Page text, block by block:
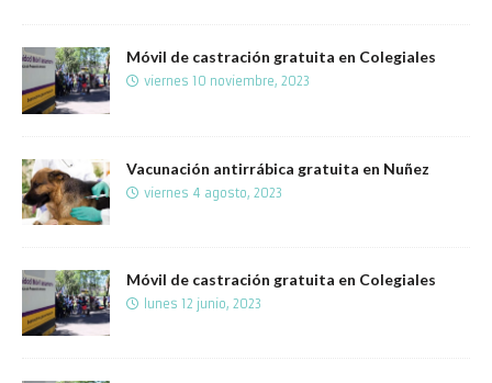
Móvil de castración gratuita en Colegiales
viernes 10 noviembre, 2023
Vacunación antirrábica gratuita en Nuñez
viernes 4 agosto, 2023
Móvil de castración gratuita en Colegiales
lunes 12 junio, 2023